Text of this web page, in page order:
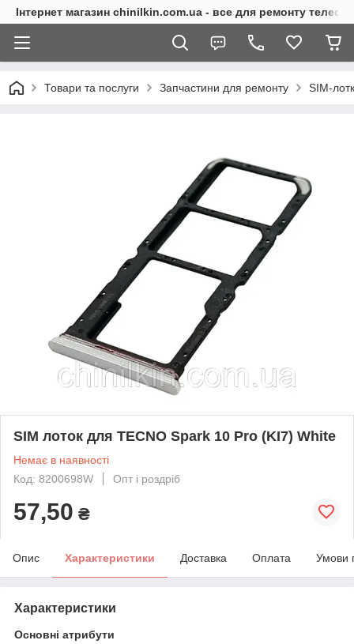
Інтернет магазин chinilkin.com.ua - все для ремонту
Товари та послуги Запчастини для ремонту SIM-
SIM лоток для TECNO Spark 10 Pro (KI7) White
Немає в наявності
Код: 8200698W
Опт і роздріб
57,50 ₴
Опис Характеристики Доставка Оплата Умови
Характеристики
Основні атрибути